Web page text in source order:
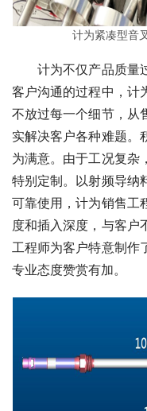
计为紧凑型音
计为不仅产品质量过
客户沟通的过程中，计
不放过每一个细节，从
实解决客户各种难题。
为满意。由于工况复杂
特别定制。以射频导纳
可靠使用，计为销售工
度和插入深度，与客户
工程师为客户特意制作
专业态度赞赏有加。